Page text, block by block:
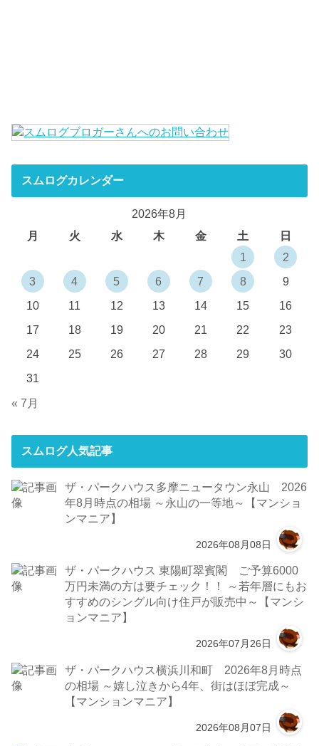
スムログカレンダー
2026年8月
月
火 水 木 金 土
日
1
2
3
4 5 6 7 8
9
10
11 12 13 14 15
16
17
18 19 20 21 22
23
24
25 26 27 28 29
30
31
« 7月
スムログ人気記事
ザ・パークハウス多摩ニュータウン永山 2026
年8月時点の相場 ～永山の一等地～【マンショ
ンマニア】
2026年08月08日
ザ・パークハウス 東陽町翠賓閣 ご予算6000
万円未満の方は要チェック！！ ～若年層にもお
すすめのシングル向け住戸が販売中～【マンシ
ョンマニア】
2026年07月26日
ザ・パークハウス横浜川和町 2026年8月時点
の相場 ～嬉し泣きから4年、街はほぼ完成～
【マンションマニア】
2026年08月07日